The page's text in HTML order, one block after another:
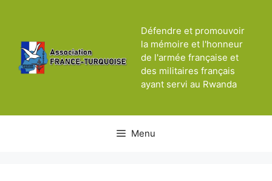
Défendre et promouvoir
la mémoire et l'honneur
de l'armée française et
des militaires français
ayant servi au Rwanda
Menu